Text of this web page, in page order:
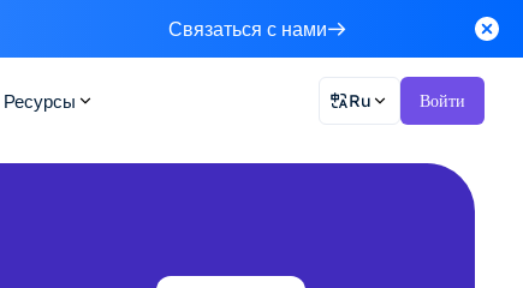
Связаться с нами
Ресурсы Ru Войти